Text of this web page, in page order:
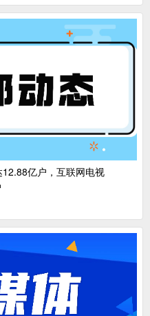
亿户，互联网电视